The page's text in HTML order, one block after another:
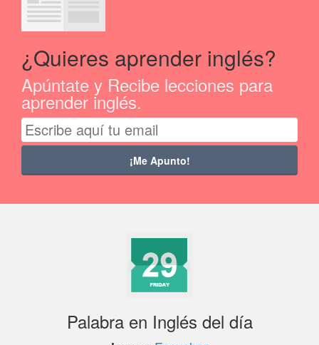
¿Quieres aprender inglés?
Apúntate y Recibe lecciones para
aprender inglés.
Palabra en Inglés del día